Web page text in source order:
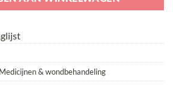
Medicijnen & wondbehandeling